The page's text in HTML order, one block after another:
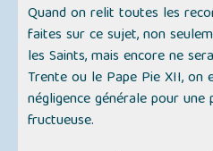
Quand on relit toutes les
faites sur ce sujet, non
les Saints, mais encore ne
Trente ou le Pape Pie XII, on
négligence générale pour
fructueuse.